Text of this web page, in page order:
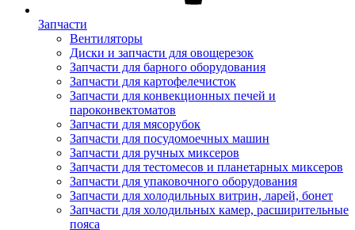
Запчасти
Вентиляторы
Диски и запчасти для овощерезок
Запчасти для барного оборудования
Запчасти для картофелечисток
Запчасти для конвекционных печей и
пароконвектоматов
Запчасти для мясорубок
Запчасти для посудомоечных машин
Запчасти для ручных миксеров
Запчасти для тестомесов и планетарных миксеров
Запчасти для упаковочного оборудования
Запчасти для холодильных витрин, ларей, бонет
Запчасти для холодильных камер, расширительные
пояса